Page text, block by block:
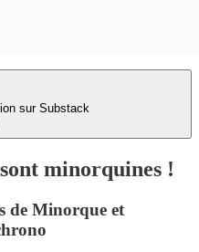
sur Substack
minorquines !
de Minorque et